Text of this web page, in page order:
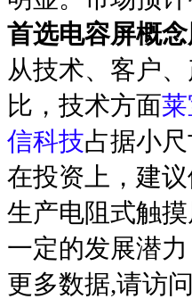
首选电容屏概
从技术、客户
比，技术方面
信科技占据小
在投资上，建
生产电阻式触
一定的发展潜力
更多数据,请访问